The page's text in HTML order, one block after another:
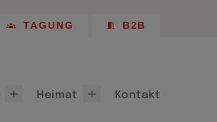
TAGUNG B2B
Heimat Kontakt